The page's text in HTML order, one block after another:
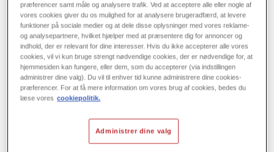
Før:
Manglende naturligt lys, utilstrækkelig ventilation og dårlig
isolering som påvirkede beboernes trivsel og sundhed.
Løsning:
Indvendig renovering med SkamoWall.
præferencer samt måle og analysere trafik. Ved at acceptere alle eller nogle af
vores cookies giver du os mulighed for at analysere brugeradfærd, at levere
funktioner på sociale medier og at dele disse oplysninger med vores reklame-
og analysepartnere, hvilket hjælper med at præsentere dig for annoncer og
indhold, der er relevant for dine interesser. Hvis du ikke accepterer alle vores
cookies, vil vi kun bruge strengt nødvendige cookies, der er nødvendige for, at
hjemmesiden kan fungere, eller dem, som du accepterer (via indstillingen
administrer dine valg). Du vil til enhver tid kunne administrere dine cookies-
præferencer. For at få mere information om vores brug af cookies, bedes du
læse vores cookiepolitik.
Administrer dine valg